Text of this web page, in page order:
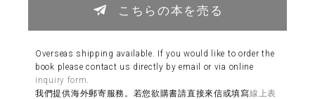
こちらの本を売る
Overseas shipping available. If you would like to order the
book please contact us directly by email or via online
inquiry form
我們提供海外郵寄服務。若您欲購書請直接來信或填寫線上表